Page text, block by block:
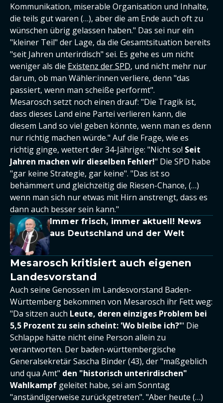
Kommunikation, miserable Organisation und Inhalte,
die teils gut waren (…), aber die am Ende auch oft zu
wünschen übrig gelassen haben." Das sei nur ein
"kleiner Teil" der Lage, da die Gesamtsituation bereits
"seit Jahren unterirdisch" sei. Es gehe es um nicht
weniger als die Existenz der SPD, und nicht mehr nur
darum, ob man Wähler:innen verliere, denn "das
passiert, wenn man scheiße performt".
Mesarosch setzt noch einen drauf: "Die Tragik ist,
dass dieses Land eine Partei verlieren kann, die
diesem Land so viel geben könnte, wenn man es denn
nur richtig machen würde." Auf die Frage, wie es
richtig ginge, wettert der 34-Jährige: "Nicht so! Seit
Jahren machen wir dieselben Fehler!" Die SPD habe
"gar keine Strategie, gar keine". "Das ist so
behämmert und gleichzeitig die Riesen-Chance, (…)
wenn man sich nur etwas mit Hirn anstrengt, dass es
dann auch besser sein kann."
Immer frisch, immer aktuell! News
aus Deutschland und der Welt
Mesarosch kritisiert auch eigenen
Landesvorstand
Auch seine Genossen im Landesvorstand Baden-
Württemberg bekommen von Mesarosch ihr Fett weg:
"Da sitzen auch Leute, deren einziges Problem bei
5,5 Prozent zu sein scheint: 'Wo bleibe ich?'" Die
Schlappe hätte nicht eine Person allein zu
verantworten. Der baden-württembergische
Generalsekretär Sascha Binder (43), der "maßgeblich
und qua Amt" den "historisch unterirdischen"
Wahlkampf geleitet habe, sei am Sonntag
"anständigerweise zurückgetreten". "Aber heute (…)